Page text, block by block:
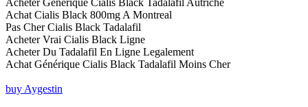
Acheter Générique Cialis Black Tadalafil Autriche
Achat Cialis Black 800mg A Montreal
Pas Cher Cialis Black Tadalafil
Acheter Vrai Cialis Black Ligne
Acheter Du Tadalafil En Ligne Legalement
Achat Générique Cialis Black Tadalafil Moins Cher
buy Aygestin